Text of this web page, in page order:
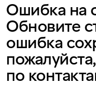
Ошибка на
Обновите
ошибка
по